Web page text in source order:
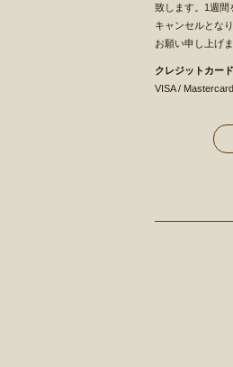
致します。1週間
キャンセルとな
お願い申し上げま
クレジットカード
VISA /